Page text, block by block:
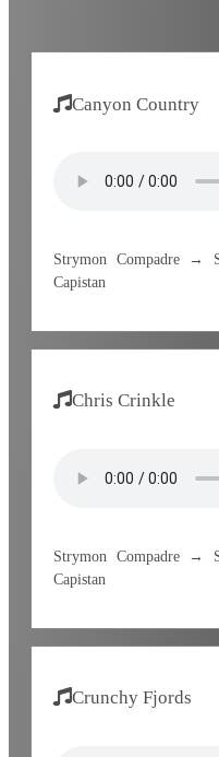
Canyon Country
Strymon Compadre →
Capistan
Chris Crinkle
Strymon Compadre →
Capistan
Crunchy Fjords